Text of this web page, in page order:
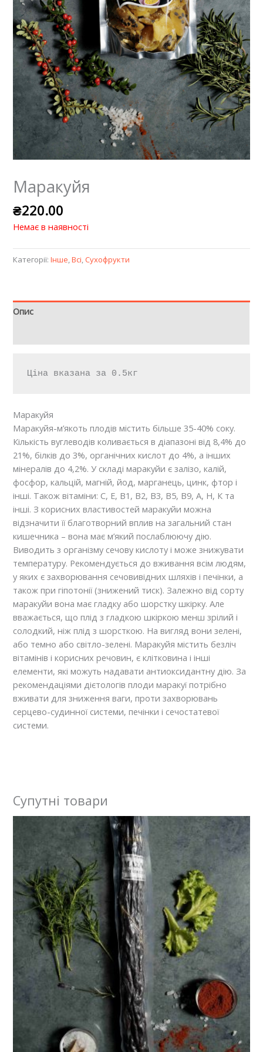
Маракуйя
₴220.00
Немає в наявності
Категорії:Iнше,Всі,Сухофрукти
Опис
Ціна вказана за 0.5кг
Маракуйя
Маракуйя-м’якоть плодів містить більше 35-40% соку.
Кількість вуглеводів коливається в діапазоні від 8,4% до
21%, білків до 3%, органічних кислот до 4%, а інших
мінералів до 4,2%. У складі маракуйи є залізо, калій,
фосфор, кальцій, магній, йод, марганець, цинк, фтор і
інші. Також вітаміни: С, Е, В1, В2, В3, В5, В9, А, Н, К та
інші. З корисних властивостей маракуйи можна
відзначити її благотворний вплив на загальний стан
кишечника – вона має м’який послаблюючу дію.
Виводить з організму сечову кислоту і може знижувати
температуру. Рекомендується до вживання всім людям,
у яких є захворювання сечовивідних шляхів і печінки, а
також при гіпотонії (знижений тиск). Залежно від сорту
маракуйи вона має гладку або шорстку шкірку. Але
вважається, що плід з гладкою шкіркою менш зрілий і
солодкий, ніж плід з шорсткою. На вигляд вони зелені,
або темно або світло-зелені. Маракуйя містить безліч
вітамінів і корисних речовин, є клітковина і інші
елементи, які можуть надавати антиоксидантну дію. За
рекомендаціями дієтологів плоди маракуї потрібно
вживати для зниження ваги, проти захворювань
серцево-судинної системи, печінки і сечостатевої
системи.
Супутні товари